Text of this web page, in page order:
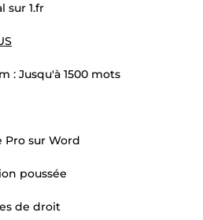
sur 1.fr
: Jusqu'à 1500 mots
Pro sur Word
poussée
de droit